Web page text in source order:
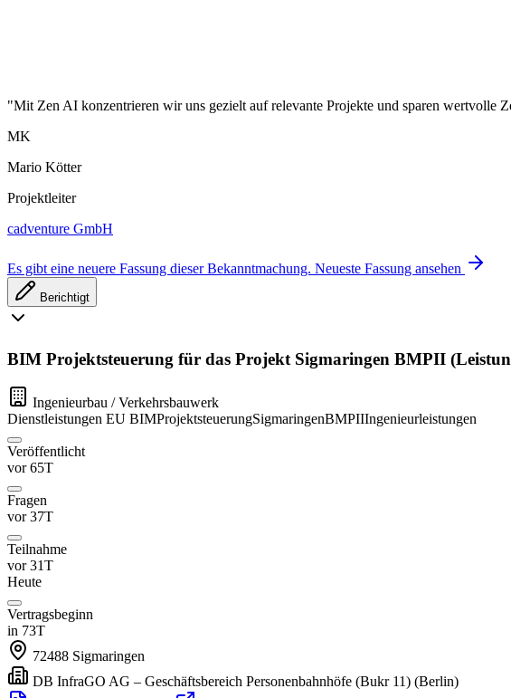
"Mit Zen AI konzentrieren wir uns gezielt auf relevante Projekte und sparen wertvolle
MK
Mario Kötter
Projektleiter
cadventure GmbH
Es gibt eine neuere Fassung dieser Bekanntmachung. Neueste Fassung ansehen
Berichtigt
BIM Projektsteuerung für das Projekt Sigmaringen BMPII
Ingenieurbau / Verkehrsbauwerk
Dienstleistungen EU BIMProjektsteuerungSigmaringenBMPIIIngenieurleistungen
Veröffentlicht
vor 65T
Fragen
vor 37T
Teilnahme
vor 31T
Heute
Vertragsbeginn
in 73T
72488 Sigmaringen
DB InfraGO AG – Geschäftsbereich Personenbahnhöfe (Bukr 11) (Berlin)